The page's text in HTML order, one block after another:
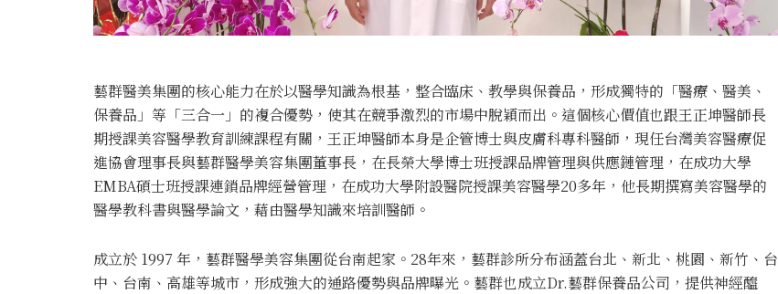
藝群醫美集團的核心能力在於以醫學知識為根基，整合臨床、教學與保養品，形成獨特的「醫療、醫美、
保養品」等「三合一」的複合優勢，使其在競爭激烈的市場中脫穎而出。這個核心價值也跟王正坤醫師長
期授課美容醫學教育訓練課程有關，王正坤醫師本身是企管博士與皮膚科專科醫師，現任台灣美容醫療促
進協會理事長與藝群醫學美容集團董事長，在長榮大學博士班授課品牌管理與供應鏈管理，在成功大學
EMBA碩士班授課連鎖品牌經營管理，在成功大學附設醫院授課美容醫學20多年，他長期撰寫美容醫學的
醫學教科書與醫學論文，藉由醫學知識來培訓醫師。
成立於 1997 年，藝群醫學美容集團從台南起家。28年來，藝群診所分布涵蓋台北、新北、桃園、新竹、台
中、台南、高雄等城市，形成強大的通路優勢與品牌曝光。藝群也成立Dr.藝群保養品公司，提供神經醯